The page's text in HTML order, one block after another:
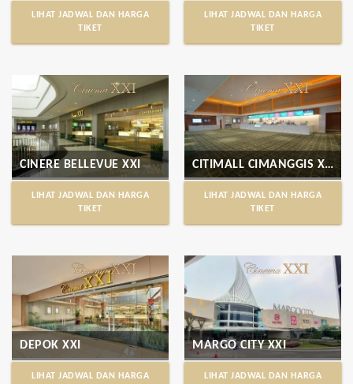
LIHAT JADWAL DAN HARGA
TIKET
LIHAT JADWAL DAN HARGA
TIKET
CINERE BELLEVUE XXI
LIHAT JADWAL DAN HARGA
TIKET
CITIMALL CIMANGGIS XXI
LIHAT JADWAL DAN HARGA
TIKET
DEPOK XXI
LIHAT JADWAL DAN HARGA
MARGO CITY XXI
LIHAT JADWAL DAN HARGA